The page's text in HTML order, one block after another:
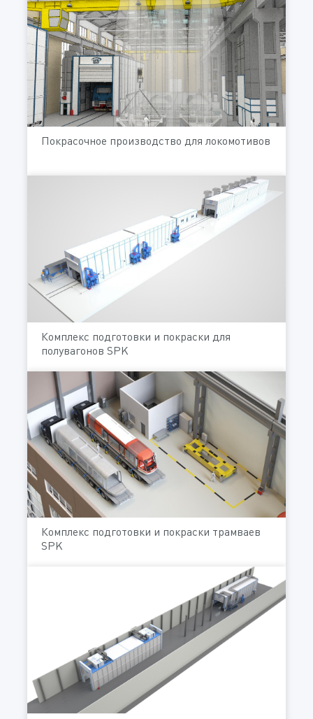
Покрасочное производство для локомотивов
Комплекс подготовки и покраски для
полувагонов SPK
Комплекс подготовки и покраски трамваев
SPK